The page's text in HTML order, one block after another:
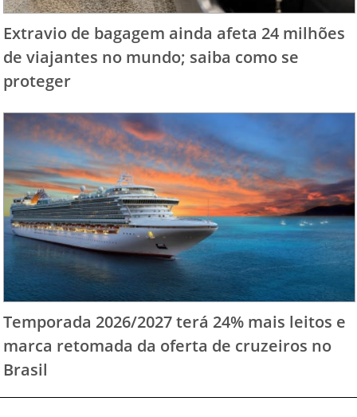
Extravio de bagagem ainda afeta 24 milhões
de viajantes no mundo; saiba como se
proteger
Temporada 2026/2027 terá 24% mais leitos e
marca retomada da oferta de cruzeiros no
Brasil